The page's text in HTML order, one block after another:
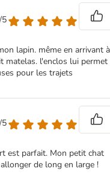
5
lapin. même en arrivant à
matelas. l'enclos lui permet
pour les trajets
5
est parfait. Mon petit chat
de long en large !